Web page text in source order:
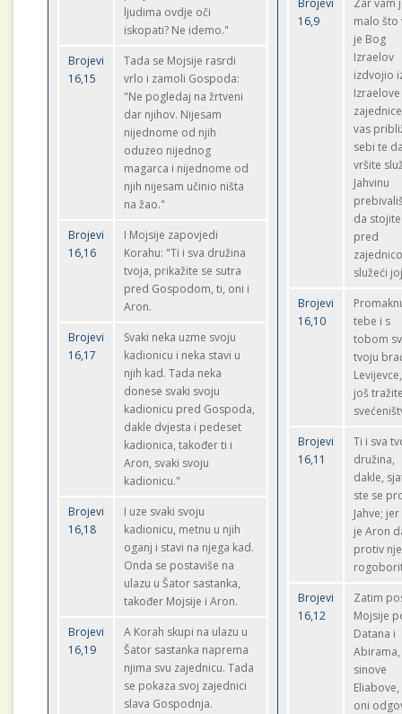
ljudima ovdje oči
iskopati? Ne idemo."
Brojevi
16,15
Tada se Mojsije rasrdi
vrlo i zamoli Gospoda:
"Ne pogledaj na žrtveni
dar njihov. Nijesam
nijednome od njih
oduzeo nijednog
magarca i nijednome od
njih nijesam učinio ništa
na žao."
Brojevi
16,16
I Mojsije zapovjedi
Korahu: "Ti i sva družina
tvoja, prikažite se sutra
pred Gospodom, ti, oni i
Aron.
Brojevi
16,17
Svaki neka uzme svoju
kadionicu i neka stavi u
njih kad. Tada neka
donese svaki svoju
kadionicu pred Gospoda,
dakle dvjesta i pedeset
kadionica, također ti i
Aron, svaki svoju
kadionicu."
Brojevi
16,18
I uze svaki svoju
kadionicu, metnu u njih
oganj i stavi na njega kad.
Onda se postaviše na
ulazu u Šator sastanka,
također Mojsije i Aron.
Brojevi
16,19
A Korah skupi na ulazu u
Šator sastanka naprema
njima svu zajednicu. Tada
se pokaza svoj zajednici
slava Gospodnja.
Brojevi
16,9
Zar vam
malo što
je Bog
Izraelov
izdvojio
Izraelove
vas
sebi te
vršite
Jahvinu
da stojite
pred
služeći
Brojevi
16,10
tebe i s
tobom
tvoju
još
Brojevi
16,11
Ti i sva
družina,
dakle,
ste se
Jahve;
je Aron
protiv
Brojevi
16,12
Zatim
Mojsije
Datana i
Abirama,
sinove
oni